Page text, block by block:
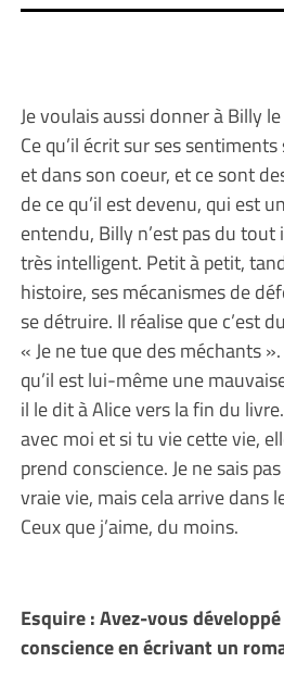
Je voulais aussi donner à Billy
Ce qu’il écrit sur ses
et dans son coeur, et ce sont
de ce qu’il est devenu, qui est
entendu, Billy n’est pas du
très intelligent. Petit à petit,
histoire, ses mécanismes de
se détruire. Il réalise que c’est
« Je ne tue que des méchants
qu’il est lui-même une
il le dit à Alice vers la fin du
avec moi et si tu vie cette vie,
prend conscience. Je ne sais
vraie vie, mais cela arrive dans
Ceux que j’aime, du moins.
Esquire : Avez-vous
conscience en écrivant un